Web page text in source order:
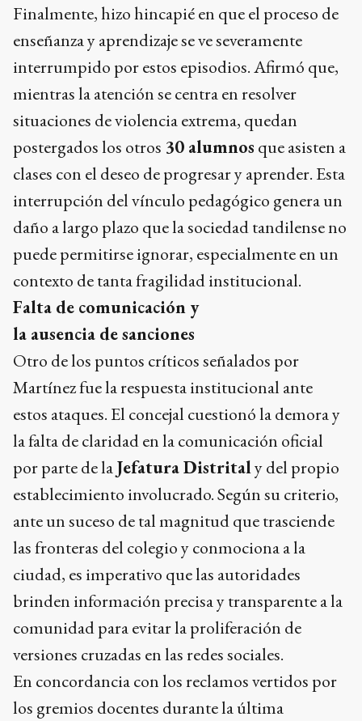
Finalmente, hizo hincapié en que el proceso de
enseñanza y aprendizaje se ve severamente
interrumpido por estos episodios. Afirmó que,
mientras la atención se centra en resolver
situaciones de violencia extrema, quedan
postergados los otros 30 alumnos que asisten a
clases con el deseo de progresar y aprender. Esta
interrupción del vínculo pedagógico genera un
daño a largo plazo que la sociedad tandilense no
puede permitirse ignorar, especialmente en un
contexto de tanta fragilidad institucional.
Falta de comunicación y
la ausencia de sanciones
Otro de los puntos críticos señalados por
Martínez fue la respuesta institucional ante
estos ataques. El concejal cuestionó la demora y
la falta de claridad en la comunicación oficial
por parte de laJefatura Distritaly del propio
establecimiento involucrado. Según su criterio,
ante un suceso de tal magnitud que trasciende
las fronteras del colegio y conmociona a la
ciudad, es imperativo que las autoridades
brinden información precisa y transparente a la
comunidad para evitar la proliferación de
versiones cruzadas en las redes sociales.
En concordancia con los reclamos vertidos por
los gremios docentes durante la última